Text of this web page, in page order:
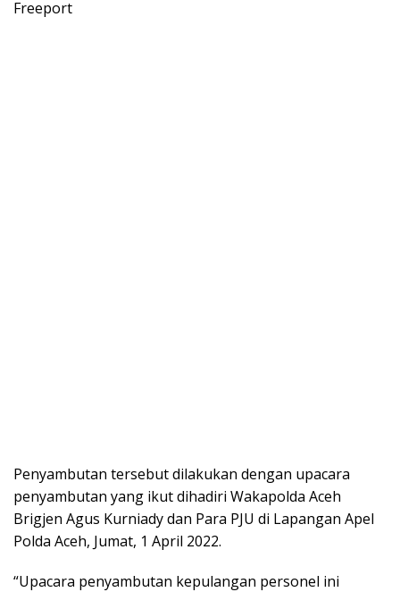
Freeport
Penyambutan tersebut dilakukan dengan upacara
penyambutan yang ikut dihadiri Wakapolda Aceh
Brigjen Agus Kurniady dan Para PJU di Lapangan Apel
Polda Aceh, Jumat, 1 April 2022.
“Upacara penyambutan kepulangan personel ini